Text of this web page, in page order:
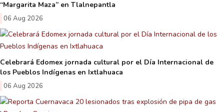
“Margarita Maza” en Tlalnepantla
06 Aug 2026
Celebrará Edomex jornada cultural por el Día Internacional de
los Pueblos Indígenas en Ixtlahuaca
06 Aug 2026